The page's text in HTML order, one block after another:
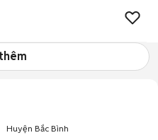
Huyện Bắc Bình